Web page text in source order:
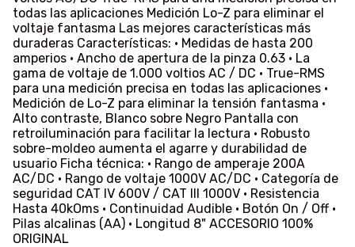
todas las aplicaciones Medición Lo-Z para eliminar el
voltaje fantasma Las mejores características más
duraderas Características: • Medidas de hasta 200
amperios • Ancho de apertura de la pinza 0.63 • La
gama de voltaje de 1.000 voltios AC / DC • True-RMS
para una medición precisa en todas las aplicaciones •
Medición de Lo-Z para eliminar la tensión fantasma •
Alto contraste, Blanco sobre Negro Pantalla con
retroiluminación para facilitar la lectura • Robusto
sobre-moldeo aumenta el agarre y durabilidad de
usuario Ficha técnica: • Rango de amperaje 200A
AC/DC • Rango de voltaje 1000V AC/DC • Categoría de
seguridad CAT IV 600V / CAT III 1000V • Resistencia
Hasta 40kOms • Continuidad Audible • Botón On / Off •
Pilas alcalinas (AA) • Longitud 8" ACCESORIO 100%
ORIGINAL